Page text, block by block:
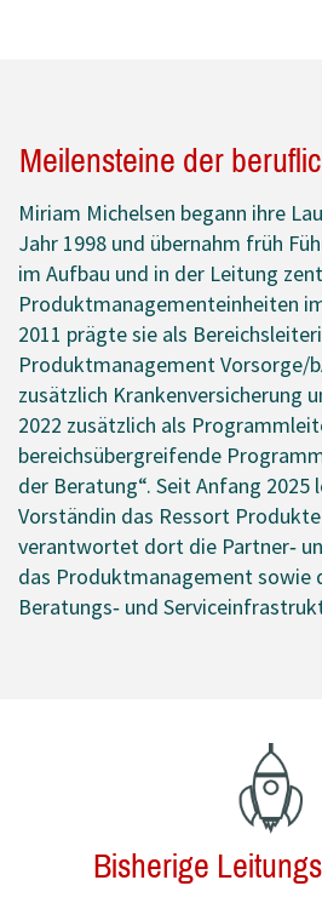
Meilensteine der
Miriam Michelsen begann ihre
Jahr 1998 und übernahm früh
im Aufbau und in der Leitung
Produktmanagementeinheiten
2011 prägte sie als
Produktmanagement Vorsorge/
zusätzlich Krankenversicherung
2022 zusätzlich als
bereichsübergreifende
der Beratung“. Seit Anfang 2025
Vorständin das Ressort
verantwortet dort die Partner‑
das Produktmanagement sowie
Beratungs‑ und
Bisherige